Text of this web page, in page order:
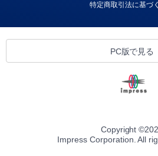
特定商取引法に基づ
PC版で見る
Copyright ©
Impress Corporation. All